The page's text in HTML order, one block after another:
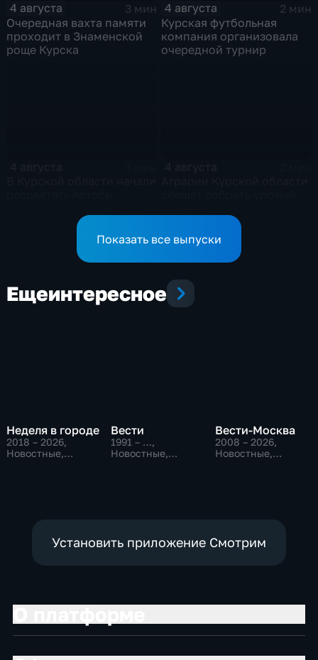
4 августа
3 мин
Очередная вахта памяти
проходит в Знаменской
роще Курска
4 августа
2 мин
Курская футбольная
компания организовала
очередной турнир
Показать все выпуски
Ещеинтересное
Неделя в городе
2018 – 2026,
Новостные,
Вести
1991 – …,
Новостные,
Вести-Москва
2008 – 2026,
Новостные,
Установить приложение Смотрим